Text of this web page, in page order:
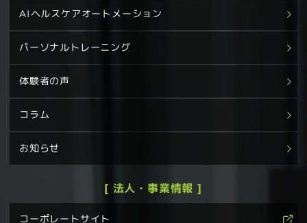
AIヘルスケアオートメーション
パーソナルトレーニング
体験者の声
コラム
お知らせ
[ 法人・事業情報 ]
コーポレートサイト